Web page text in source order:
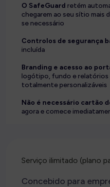
O SafeGuard retém
chegarem ao seu sítio mais
se necessário
Controlos de segurança
incluída
Branding e acesso ao
logótipo, fundo e
totalmente personalizáveis
Não é necessário cartão
agora e comece
Serviço ilimitado (plano
Concebido para